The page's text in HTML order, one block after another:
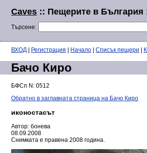
Caves :: Пещерите в
Търсене:
ВХОД Регистрация Начало Списък пещери
Бачо Киро
БФСп N: 0512
Обратно в заглавната страница на Бачо Киро
иконостасът
Автор: бонева
08.09.2008
Снимката е правена 2008 година.